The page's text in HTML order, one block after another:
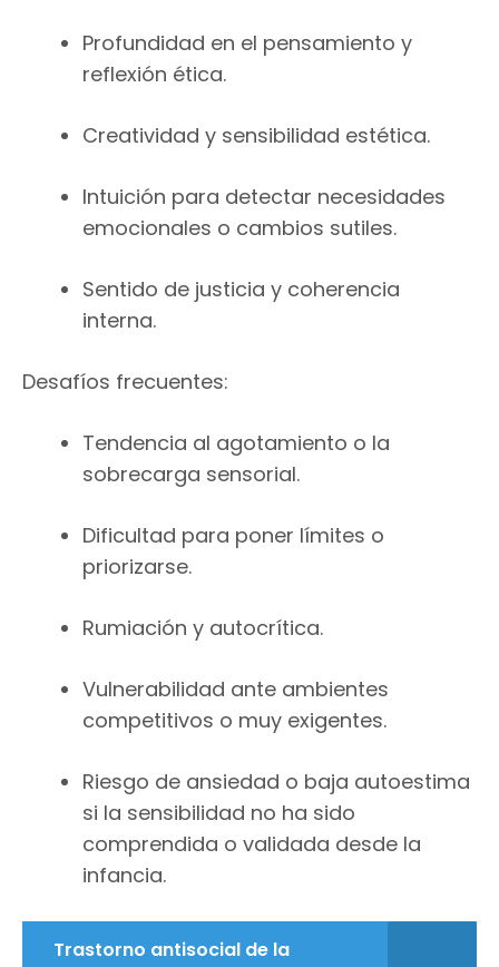
Profundidad en el pensamiento y
reflexión ética.
Creatividad y sensibilidad estética.
Intuición para detectar necesidades
emocionales o cambios sutiles.
Sentido de justicia y coherencia
interna.
Desafíos frecuentes:
Tendencia al agotamiento o la
sobrecarga sensorial.
Dificultad para poner límites o
priorizarse.
Rumiación y autocrítica.
Vulnerabilidad ante ambientes
competitivos o muy exigentes.
Riesgo de ansiedad o baja autoestima
si la sensibilidad no ha sido
comprendida o validada desde la
infancia.
Trastorno antisocial de la